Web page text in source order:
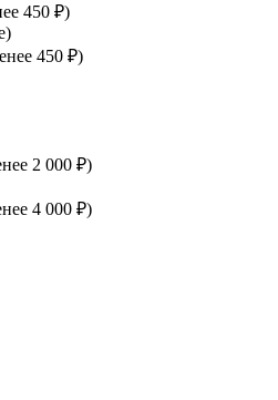
450 ₽)
450 ₽)
2 000 ₽)
4 000 ₽)